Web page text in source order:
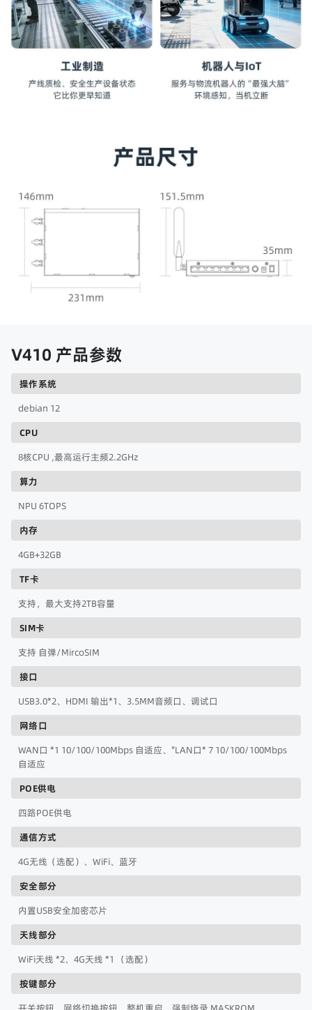
V410 产品参数
操作系统
debian 12
CPU
8核CPU ,最高运行主频2.2GHz
算力
NPU 6TOPS
内存
4GB+32GB
TF卡
支持，最大支持2TB容量
SIM卡
支持 自弹/MircoSIM
接口
USB3.0*2、HDMI 输出*1、3.5MM音频口、调试口
网络口
WAN口 *1 10/100/100Mbps 自适应、"LAN口* 7 10/100/100Mbps
自适应
POE供电
四路POE供电
通信方式
4G无线（选配）、WiFi、蓝牙
安全部分
内置USB安全加密芯片
天线部分
WiFi天线 *2、4G天线 *1 （选配）
按键部分